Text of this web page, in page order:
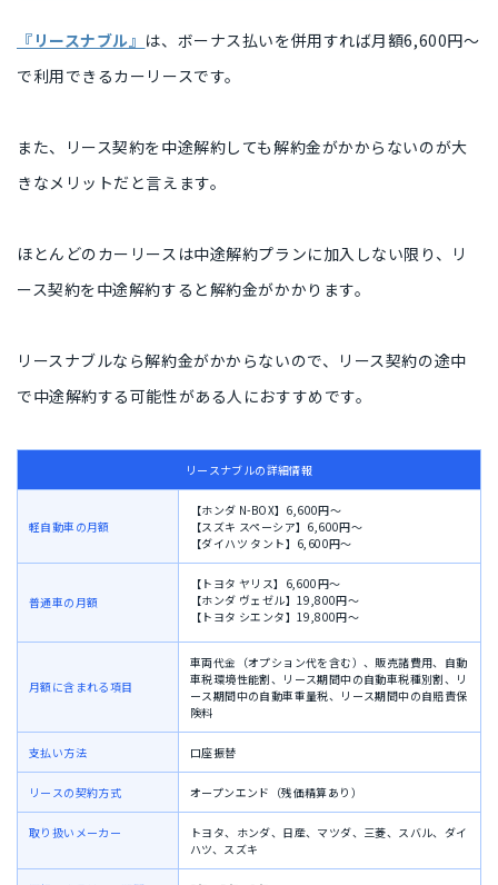
『リースナブル』 は、ボーナス払いを併用すれば月額6,600円〜
で利用できるカーリースです。
また、リース契約を中途解約しても解約金がかからないのが大
きなメリットだと言えます。
ほとんどのカーリースは中途解約プランに加入しない限り、リ
ース契約を中途解約すると解約金がかかります。
リースナブルなら解約金がかからないので、リース契約の途中
で中途解約する可能性がある人におすすめです。
リースナブルの詳細情報
軽自動車の月額
【ホンダ N-BOX】6,600円〜
【スズキ スペーシア】6,600円〜
【ダイハツ タント】6,600円〜
普通車の月額
【トヨタ ヤリス】6,600円〜
【ホンダ ヴェゼル】19,800円〜
【トヨタ シエンタ】19,800円〜
月額に含まれる項目
車両代金（オプション代を含む）、販売諸費用、 自動
車税環境性能割、 リース期間中の自動車税種別割、 リ
ース期間中の自動車重量税、リース期間中の自賠責保
険料
支払い方法 口座振替
リースの契約方式 オープンエンド（残価精算あり）
取り扱いメーカー
トヨタ、ホンダ、日産、マツダ、三菱、スバル、ダイ
ハツ、スズキ